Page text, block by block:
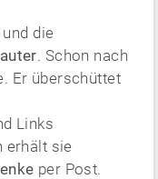
die
. Schon nach
Er überschüttet
Links
erhält sie
per Post.